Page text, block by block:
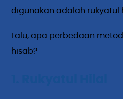
digunakan adalah rukyatul
Lalu, apa perbedaan
hisab?